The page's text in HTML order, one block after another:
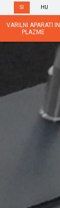
SI HU
VARILNI APARATI IN
PLAZME